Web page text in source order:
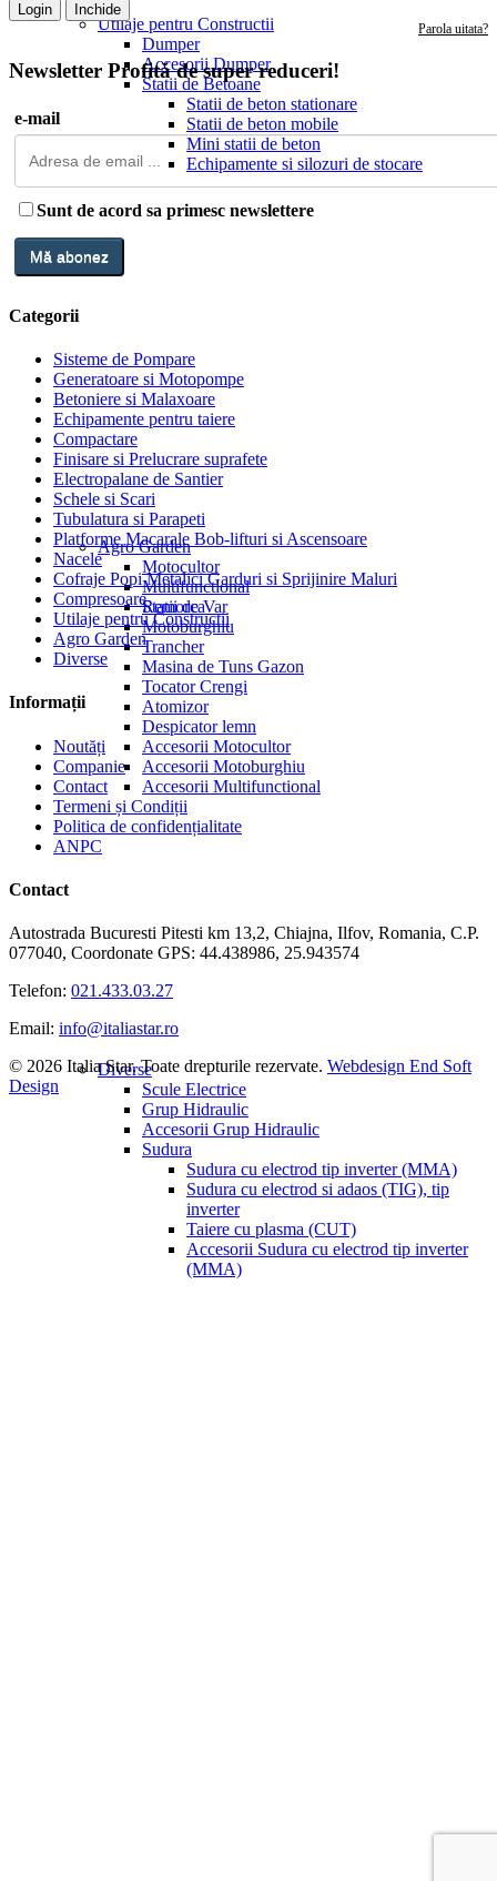
Utilaje pentru Constructii
Dumper
Accesorii Dumper
Statii de Betoane
Statii de beton stationare
Statii de beton mobile
Mini statii de beton
Echipamente si silozuri de stocare
Statii de Var
Agro Garden
Motocultor
Multifunctional
Remorca
Motoburghiu
Trancher
Masina de Tuns Gazon
Tocator Crengi
Atomizor
Despicator lemn
Accesorii Motocultor
Accesorii Motoburghiu
Accesorii Multifunctional
Diverse
Scule Electrice
Grup Hidraulic
Accesorii Grup Hidraulic
Sudura
Sudura cu electrod tip inverter (MMA)
Sudura cu electrod si adaos (TIG), tip
inverter
Taiere cu plasma (CUT)
Accesorii Sudura cu electrod tip inverter
(MMA)
Login Inchide
Parola uitata?
Newsletter Profită de super reduceri!
e-mail
Sunt de acord sa primesc newslettere
Categorii
Sisteme de Pompare
Generatoare si Motopompe
Betoniere si Malaxoare
Echipamente pentru taiere
Compactare
Finisare si Prelucrare suprafete
Electropalane de Santier
Schele si Scari
Tubulatura si Parapeti
Platforme Macarale Bob-lifturi si Ascensoare
Nacele
Cofraje Popi Metalici Garduri si Sprijinire Maluri
Compresoare
Utilaje pentru Constructii
Agro Garden
Diverse
Informații
Noutăți
Companie
Contact
Termeni și Condiții
Politica de confidențialitate
ANPC
Contact
Autostrada Bucuresti Pitesti km 13,2, Chiajna, Ilfov, Romania, C.P.
077040, Coordonate GPS: 44.438986, 25.943574
Telefon: 021.433.03.27
Email: info@italiastar.ro
© 2026 Italia Star. Toate drepturile rezervate. Webdesign End Soft
Design